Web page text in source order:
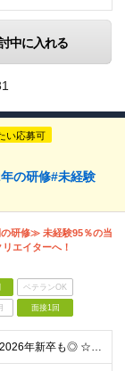
中に入れる
い応募可
の研修#未経験
研修≫ 未経験95％の当
エイターへ！
ベテランOK
面接1回
☆完全未経験OK・第二新卒&2026年新卒も◎ ☆社員の7割が20代 ☆経歴・ブランク不問 ※学歴不問 …━━━━━━━━━━ 未経験スタート前提のポテンシャル採用です。 毎月全国で複数人を採用して